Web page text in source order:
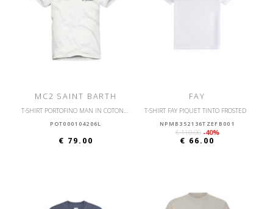
MC2 SAINT BARTH
POT000104206L
€ 79.00
FAY
T-SHIRT FAY PIQUET TINTO FROSTED
NPMB352136TZEFB001
€ 110.00 -40%
€ 66.00